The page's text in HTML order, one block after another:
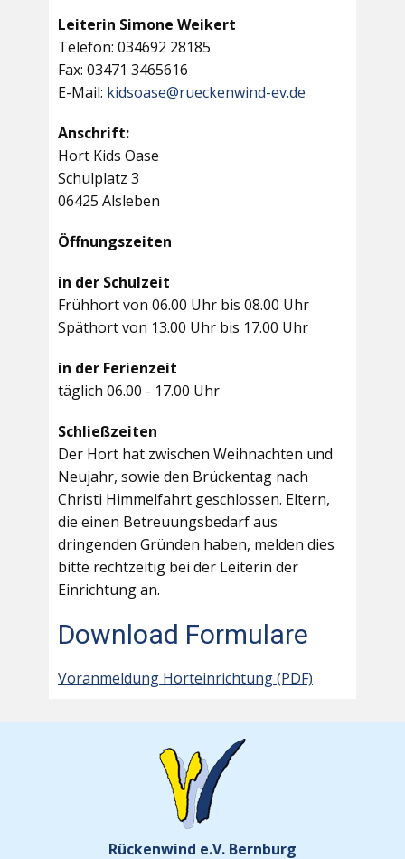
Leiterin Simone Weikert
Telefon: 034692 28185
Fax: 03471 3465616
E-Mail: kidsoase@rueckenwind-ev.de
Anschrift:
Hort Kids Oase
Schulplatz 3
06425 Alsleben
Öffnungszeiten
in der Schulzeit
Frühhort von 06.00 Uhr bis 08.00 Uhr
Späthort von 13.00 Uhr bis 17.00 Uhr
in der Ferienzeit
täglich 06.00 - 17.00 Uhr
Schließzeiten
Der Hort hat zwischen Weihnachten und
Neujahr, sowie den Brückentag nach
Christi Himmelfahrt geschlossen. Eltern,
die einen Betreuungsbedarf aus
dringenden Gründen haben, melden dies
bitte rechtzeitig bei der Leiterin der
Einrichtung an.
Download Formulare
Voranmeldung Horteinrichtung (PDF)
Rückenwind e.V. Bernburg